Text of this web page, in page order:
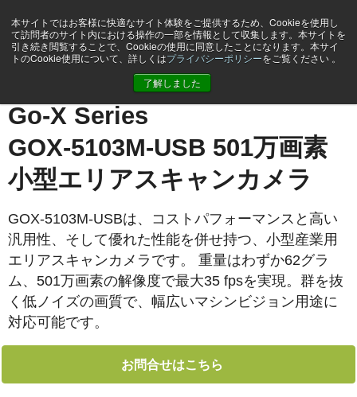
本サイトではお客様に快適なサイト体験をご提供するため、Cookieを使用し
て訪問者のサイト内における操作の一部を情報として収集します。本サイトを
引き続き閲覧することで、Cookieの使用に同意したことになります。本サイ
トのCookie使用について、詳しくはプライバシーポリシーをご覧ください 。
了解しました
Go-X Series
GOX-5103M-USB 501万画素
小型エリアスキャンカメラ
GOX-5103M-USBは、コストパフォーマンスと高い
汎用性、そして優れた性能を併せ持つ、小型産業用
エリアスキャンカメラです。 重量はわずか62グラ
ム、501万画素の解像度で最大35 fpsを実現。群を抜
く低ノイズの画質で、幅広いマシンビジョン用途に
対応可能です。
お問合せはこちら